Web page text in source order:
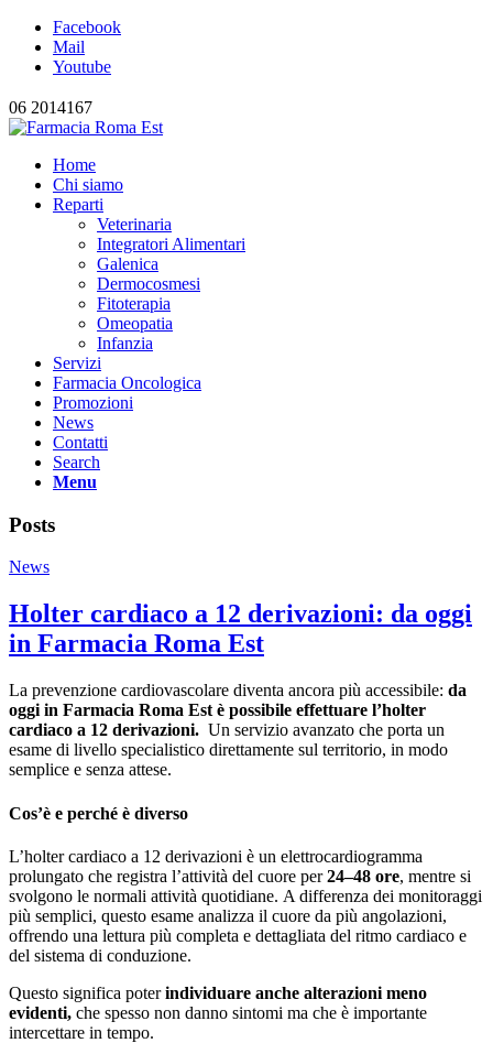
Facebook
Mail
Youtube
06 2014167
Home
Chi siamo
Reparti
Veterinaria
Integratori Alimentari
Galenica
Dermocosmesi
Fitoterapia
Omeopatia
Infanzia
Servizi
Farmacia Oncologica
Promozioni
News
Contatti
Search
Menu
Posts
News
Holter cardiaco a 12 derivazioni: da oggi
in Farmacia Roma Est
La prevenzione cardiovascolare diventa ancora più accessibile: da
oggi in Farmacia Roma Est è possibile effettuare l’holter
cardiaco a 12 derivazioni. Un servizio avanzato che porta un
esame di livello specialistico direttamente sul territorio, in modo
semplice e senza attese.
Cos’è e perché è diverso
L’holter cardiaco a 12 derivazioni è un elettrocardiogramma
prolungato che registra l’attività del cuore per24–48 ore, mentre si
svolgono le normali attività quotidiane. A differenza dei monitoraggi
più semplici, questo esame analizza il cuore da più angolazioni,
offrendo una lettura più completa e dettagliata del ritmo cardiaco e
del sistema di conduzione.
Questo significa poterindividuare anche alterazioni meno
evidenti, che spesso non danno sintomi ma che è importante
intercettare in tempo.